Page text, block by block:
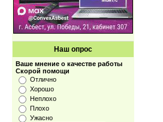
Наш опрос
Ваше мнение о качестве работы
Скорой помощи
Отлично
Хорошо
Неплохо
Плохо
Ужасно